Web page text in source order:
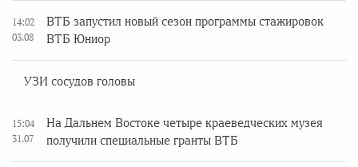
14:02
03.08
ВТБ запустил новый сезон программы стажировок
ВТБ Юниор
УЗИ сосудов головы
15:04
31.07
На Дальнем Востоке четыре краеведческих музея
получили специальные гранты ВТБ